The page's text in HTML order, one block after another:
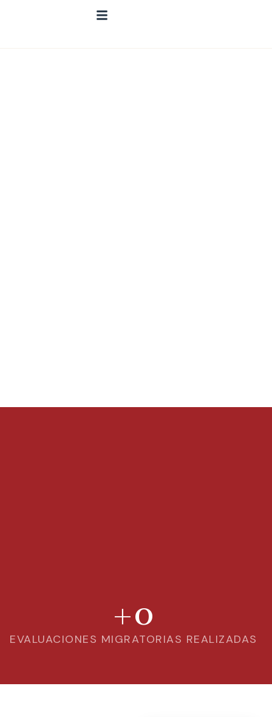
EVALUACIONES MIGRATORIAS REALIZADAS
+0